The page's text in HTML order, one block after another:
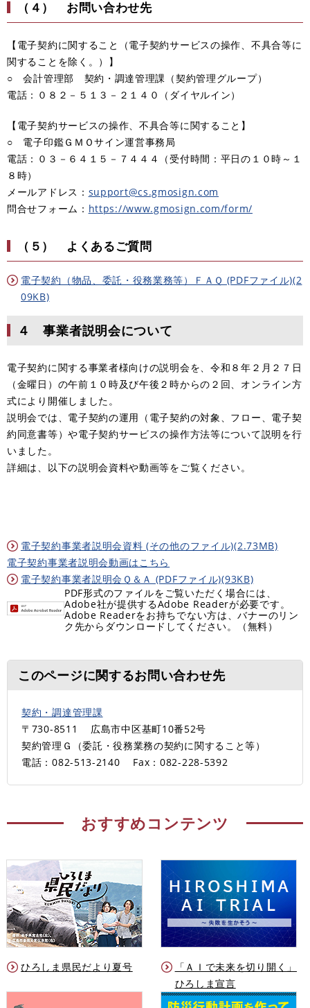
（４） お問い合わせ先
【電子契約に関すること（電子契約サービスの操作、不具合等に
関することを除く。）】
○ 会計管理部 契約・調達管理課（契約管理グループ）
電話：０８２－５１３－２１４０（ダイヤルイン）
【電子契約サービスの操作、不具合等に関すること】
○ 電子印鑑ＧＭＯサイン運営事務局
電話：０３－６４１５－７４４４（受付時間：平日の１０時～１
８時）
メールアドレス： support@cs.gmosign.com
問合せフォーム： https://www.gmosign.com/form/
（５） よくあるご質問
電子契約（物品、委託・役務業務等）ＦＡＱ (PDFファイル)(2
09KB)
４ 事業者説明会について
電子契約に関する事業者様向けの説明会を、令和８年２月２７日
（金曜日）の午前１０時及び午後２時からの２回、オンライン方
式により開催しました。
​説明会では、電子契約の運用（電子契約の対象、フロー、電子契
約同意書等）や電子契約サービスの操作方法等について説明を行
いました。
詳細は、以下の説明会資料や動画等をご覧ください。
電子契約事業者説明会資料 (その他のファイル)(2.73MB)
電子契約事業者説明会動画はこちら
電子契約事業者説明会Ｑ＆Ａ (PDFファイル)(93KB)
PDF形式のファイルをご覧いただく場合には、
Adobe社が提供するAdobe Readerが必要です。
Adobe Readerをお持ちでない方は、バナーのリン
ク先からダウンロードしてください。（無料）
このページに関するお問い合わせ先
契約・調達管理課
〒730-8511
広島市中区基町10番52号
契約管理Ｇ（委託・役務業務の契約に関すること等）
電話：082-513-2140
Fax：082-228-5392
おすすめコンテンツ
ひろしま県民だより夏号
「ＡＩで未来を切り開く」
ひろしま宣言